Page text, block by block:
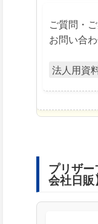
ご質問・
お問い合
法人用資
プリザ
会社日